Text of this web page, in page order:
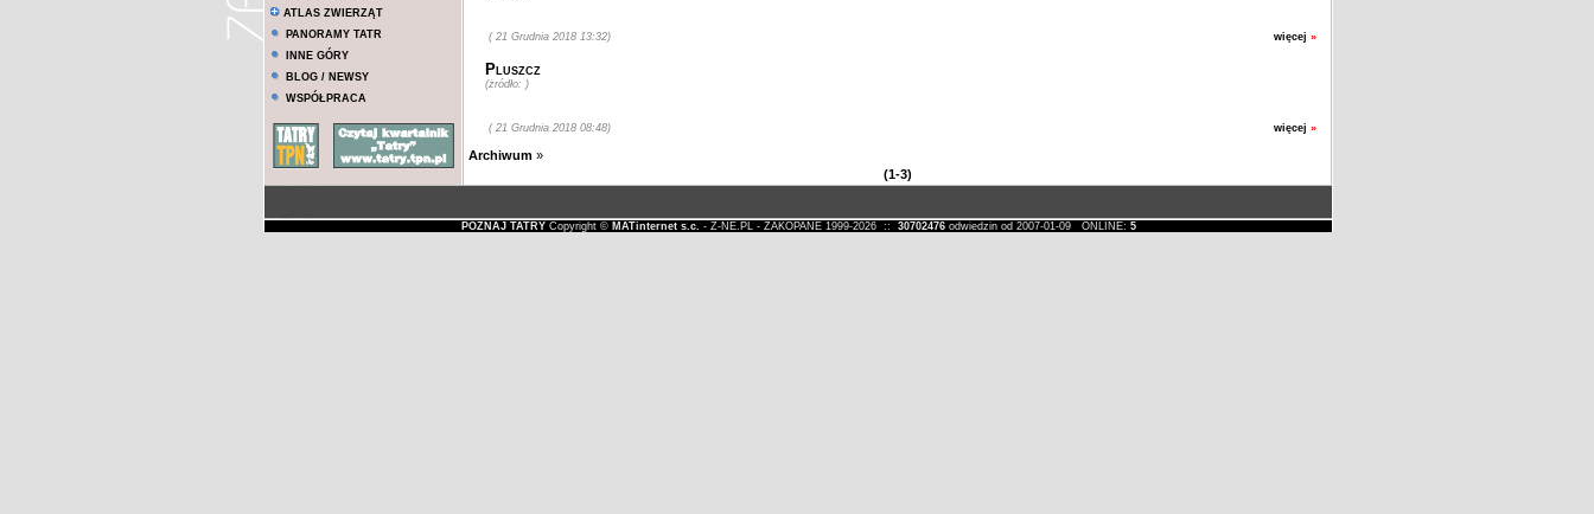
ATLAS ZWIERZĄT
PANORAMY TATR
INNE GÓRY
BLOG / NEWSY
WSPÓŁPRACA
( 21 Grudnia 2018 13:32) więcej »
Pluszcz
(żródło: )
( 21 Grudnia 2018 08:48) więcej »
Archiwum»
(1-3)
POZNAJ TATRYCopyright © MATinternet s.c. - Z-NE.PL - ZAKOPANE 1999-2026 :: 30702476odwiedzin od 2007-01-09 ONLINE: 5